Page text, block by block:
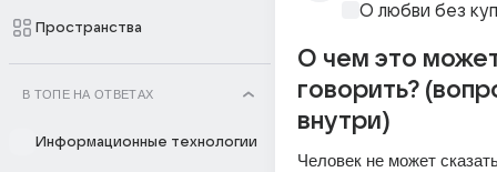
Пространства
В ТОПЕ НА ОТВЕТАХ
Информационные технологии
О любви без
О чем это
говорить?
внутри)
Человек не может